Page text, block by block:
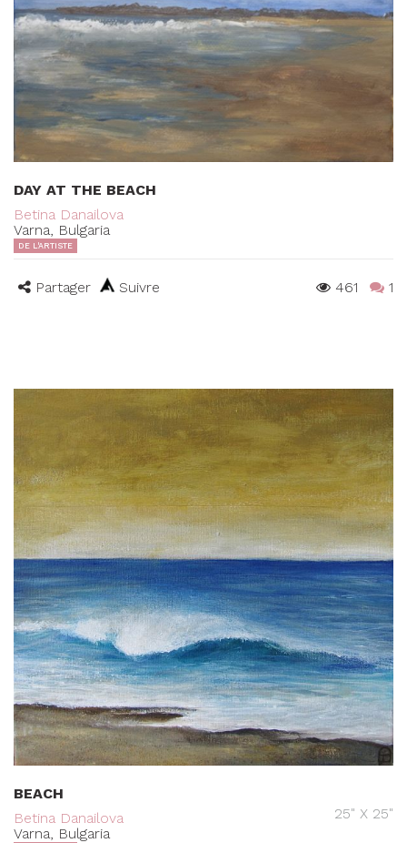
DAY AT THE BEACH
Betina Danailova
Varna, Bulgaria
DE L'ARTISTE
Partager Suivre 461 1
BEACH
Betina Danailova
Varna, Bulgaria
25" X 25"